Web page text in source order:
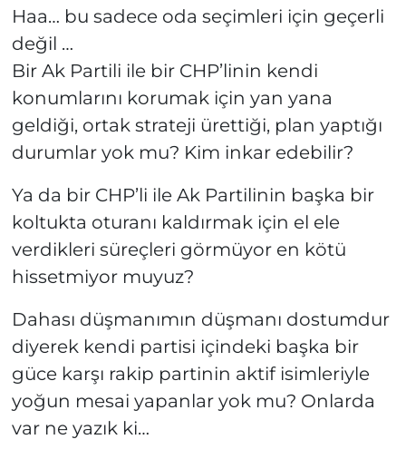
Haa… bu sadece oda seçimleri için geçerli
değil …
Bir Ak Partili ile bir CHP’linin kendi
konumlarını korumak için yan yana
geldiği, ortak strateji ürettiği, plan yaptığı
durumlar yok mu? Kim inkar edebilir?
Ya da bir CHP’li ile Ak Partilinin başka bir
koltukta oturanı kaldırmak için el ele
verdikleri süreçleri görmüyor en kötü
hissetmiyor muyuz?
Dahası düşmanımın düşmanı dostumdur
diyerek kendi partisi içindeki başka bir
güce karşı rakip partinin aktif isimleriyle
yoğun mesai yapanlar yok mu? Onlarda
var ne yazık ki…